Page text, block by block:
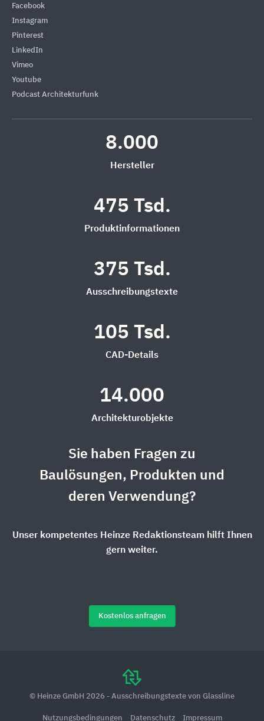
Facebook
Instagram
Pinterest
LinkedIn
Vimeo
Youtube
Podcast Architekturfunk
8.000
Hersteller
475 Tsd.
Produktinformationen
375 Tsd.
Ausschreibungstexte
105 Tsd.
CAD-Details
14.000
Architekturobjekte
Sie haben Fragen zu
Baulösungen, Produkten und
deren Verwendung?
Unser kompetentes Heinze Redaktionsteam hilft Ihnen
gern weiter.
Kostenlos anfragen
© Heinze GmbH 2026 - Ausschreibungstexte von Glassline
Nutzungsbedingungen Datenschutz Impressum